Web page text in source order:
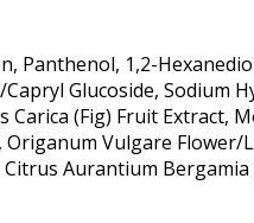
Panthenol, 1,2-
Glucoside, Sodium
(Fig) Fruit Extract,
Vulgare Flower/
Aurantium